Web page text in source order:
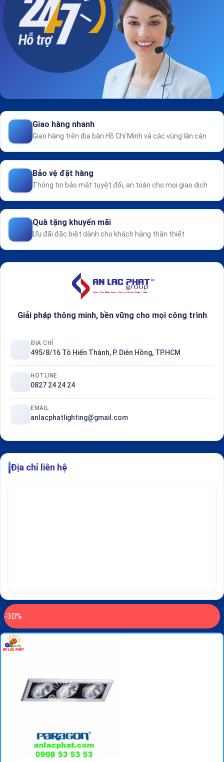
Giao hàng nhanh
Giao hàng trên địa bàn Hồ Chí Minh và các vùng lân cận
Bảo vệ đặt hàng
Thông tin bảo mật tuyệt đối, an toàn cho mọi giao dịch
Quà tặng khuyến mãi
Ưu đãi đặc biệt dành cho khách hàng thân thiết
Giải pháp thông minh, bền vững cho mọi công trình
ĐỊA CHỈ
495/8/16 Tô Hiến Thành, P. Diên Hồng, TP.HCM
HOTLINE
0827 24 24 24
EMAIL
anlacphatlighting@gmail.com
Địa chỉ liên hệ
-30%